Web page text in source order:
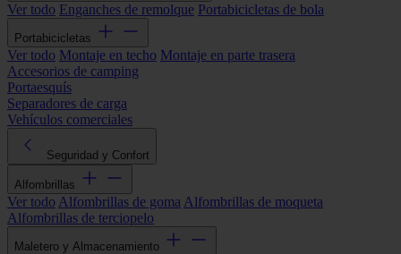
Ver todo Enganches de remolque Portabicicletas de bola
Portabicicletas
Ver todo Montaje en techo Montaje en parte trasera
Accesorios de camping
Portaesquís
Separadores de carga
Vehículos comerciales
Seguridad y Confort
Alfombrillas
Ver todo Alfombrillas de goma Alfombrillas de moqueta
Alfombrillas de terciopelo
Maletero y Almacenamiento